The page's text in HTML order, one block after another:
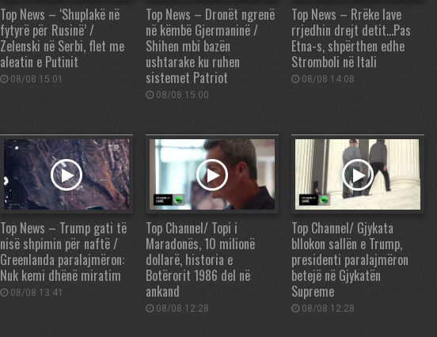
Top News – ‘Shuplakë në
fytyrë për Rusinë’ /
Zelenski në Serbi, flet me
aleatin e Putinit
08/08 15:01
Top News – Dronët ngrenë
në këmbë Gjermaninë /
Shihen mbi bazën
ushtarake ku ruhen
sistemet Patriot
08/08 15:00
Top News – Rrëke lave
rrjedhin drejt detit…Pas
Etna-s, shpërthen edhe
Stromboli në Itali
08/08 14:08
Top News – Trump gati të
nisë shpimin për naftë /
Greenlanda paralajmëron:
Nuk kemi dhënë miratim
08/08 13:41
Top Channel/ Topi i
Maradonës, 10 milionë
dollarë, historia e
Botërorit 1986 del në
ankand
08/08 12:28
Top Channel/ Gjykata
bllokon sallën e Trump,
presidenti paralajmëron
betejë në Gjykatën
Supreme
08/08 12:28